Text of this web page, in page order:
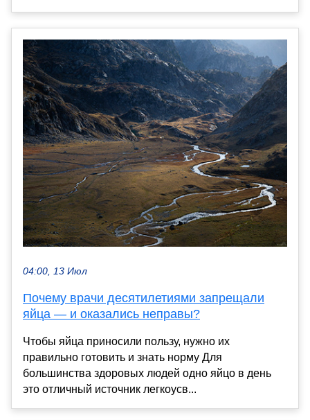
04:00, 13 Июл
Почему врачи десятилетиями запрещали
яйца — и оказались неправы?
Чтобы яйца приносили пользу, нужно их
правильно готовить и знать норму Для
большинства здоровых людей одно яйцо в день
это отличный источник легкоусв...